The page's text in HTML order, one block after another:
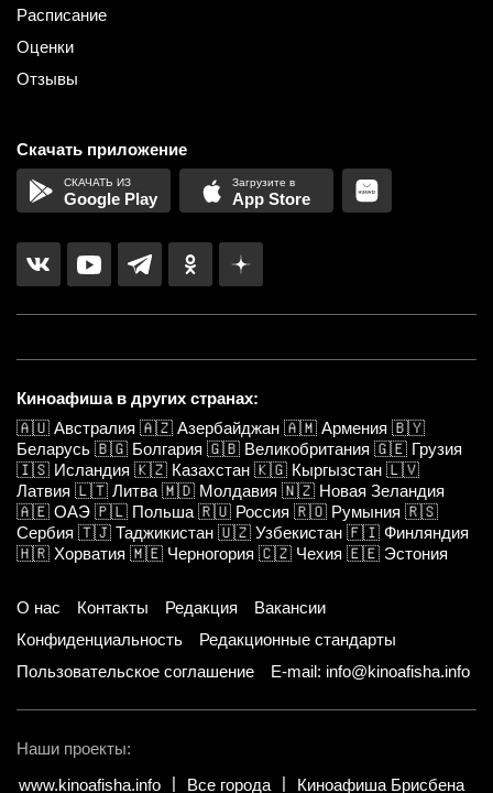
Расписание
Оценки
Отзывы
Скачать приложение
Google Play App Store
Киноафиша в других странах:
🇦🇺 Австралия 🇦🇿 Азербайджан 🇦🇲 Армения 🇧🇾
Беларусь 🇧🇬 Болгария 🇬🇧 Великобритания 🇬🇪 Грузия
🇮🇸 Исландия 🇰🇿 Казахстан 🇰🇬 Кыргызстан 🇱🇻
Латвия 🇱🇹 Литва 🇲🇩 Молдавия 🇳🇿 Новая Зеландия
🇦🇪 ОАЭ 🇵🇱 Польша 🇷🇺 Россия 🇷🇴 Румыния 🇷🇸
Сербия 🇹🇯 Таджикистан 🇺🇿 Узбекистан 🇫🇮 Финляндия
🇭🇷 Хорватия 🇲🇪 Черногория 🇨🇿 Чехия 🇪🇪 Эстония
О нас Контакты Редакция
Вакансии
Конфиденциальность
Редакционные стандарты
Пользовательское соглашение
E-mail: info@kinoafisha.info
Наши проекты:
www.kinoafisha.info
Все города Киноафиша Брисбена